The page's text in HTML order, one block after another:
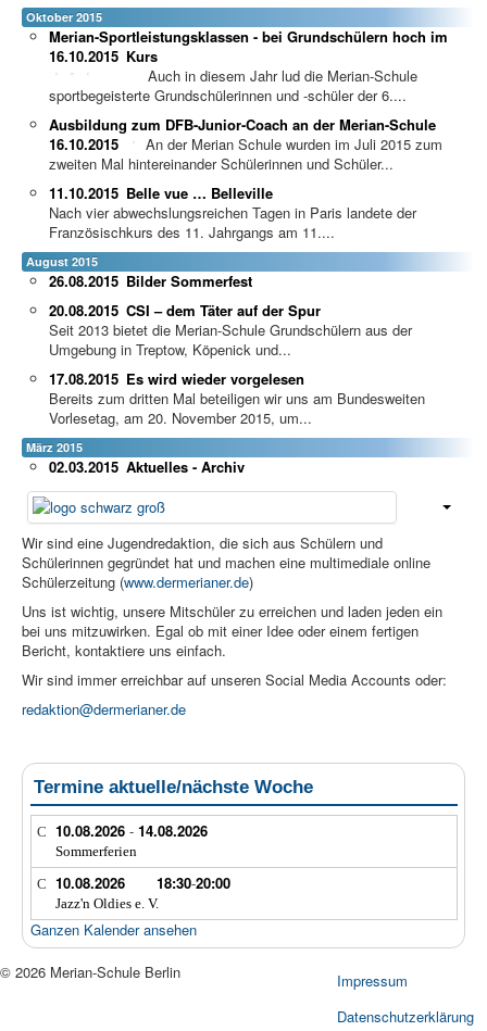
Oktober 2015
Merian-Sportleistungsklassen - bei Grundschülern hoch im
Kurs
16.10.2015
Auch in diesem Jahr lud die Merian-Schule
sportbegeisterte Grundschülerinnen und -schüler der 6....
Ausbildung zum DFB-Junior-Coach an der Merian-Schule
16.10.2015
An der Merian Schule wurden im Juli 2015 zum
zweiten Mal hintereinander Schülerinnen und Schüler...
Belle vue … Belleville
11.10.2015
Nach vier abwechslungsreichen Tagen in Paris landete der
Französischkurs des 11. Jahrgangs am 11....
August 2015
Bilder Sommerfest
26.08.2015
CSI – dem Täter auf der Spur
20.08.2015
Seit 2013 bietet die Merian-Schule Grundschülern aus der
Umgebung in Treptow, Köpenick und...
Es wird wieder vorgelesen
17.08.2015
Bereits zum dritten Mal beteiligen wir uns am Bundesweiten
Vorlesetag, am 20. November 2015, um...
März 2015
Aktuelles - Archiv
02.03.2015
Wir sind eine Jugendredaktion, die sich aus Schülern und
Schülerinnen gegründet hat und machen eine multimediale online
Schülerzeitung (www.dermerianer.de)
Uns ist wichtig, unsere Mitschüler zu erreichen und laden jeden ein
bei uns mitzuwirken. Egal ob mit einer Idee oder einem fertigen
Bericht, kontaktiere uns einfach.
Wir sind immer erreichbar auf unseren Social Media Accounts oder:
redaktion@dermerianer.de
Termine aktuelle/nächste Woche
10.08.2026- 14.08.2026
Sommerferien
10.08.2026 18:30-20:00
Jazz'n Oldies e. V.
Ganzen Kalender ansehen
Impressum
Datenschutzerklärung
© 2026 Merian-Schule Berlin